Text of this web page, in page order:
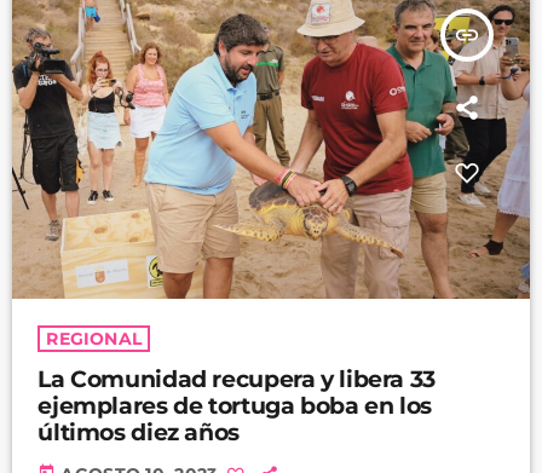
insert_link
REGIONAL
La Comunidad recupera y libera 33
ejemplares de tortuga boba en los
últimos diez años